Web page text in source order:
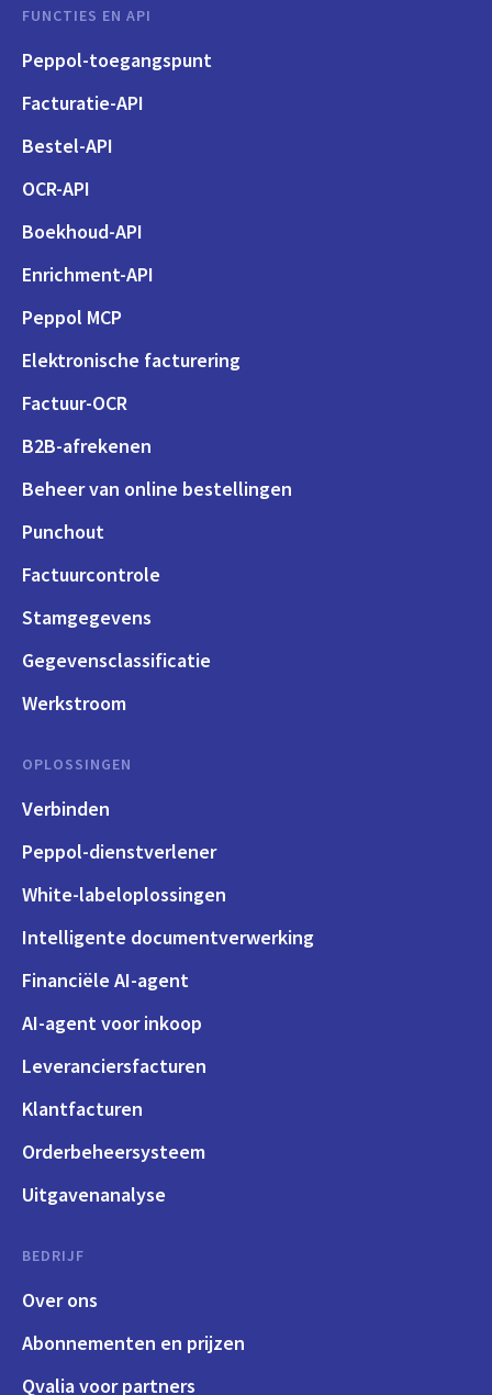
FUNCTIES EN API
Peppol-toegangspunt
Facturatie-API
Bestel-API
OCR-API
Boekhoud-API
Enrichment-API
Peppol MCP
Elektronische facturering
Factuur-OCR
B2B-afrekenen
Beheer van online bestellingen
Punchout
Factuurcontrole
Stamgegevens
Gegevensclassificatie
Werkstroom
OPLOSSINGEN
Verbinden
Peppol-dienstverlener
White-labeloplossingen
Intelligente documentverwerking
Financiële AI-agent
AI-agent voor inkoop
Leveranciersfacturen
Klantfacturen
Orderbeheersysteem
Uitgavenanalyse
BEDRIJF
Over ons
Abonnementen en prijzen
Qvalia voor partners